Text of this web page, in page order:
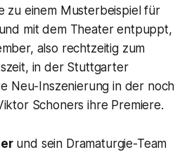
zu einem Musterbeispiel für
mit dem Theater entpuppt,
also rechtzeitig zum
in der Stuttgarter
Neu-Inszenierung in der noch
Schoners ihre Premiere.
und sein Dramaturgie-Team